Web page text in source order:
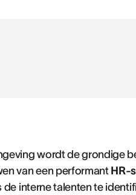
wordt de grondige
van een performant HR-
interne talenten te